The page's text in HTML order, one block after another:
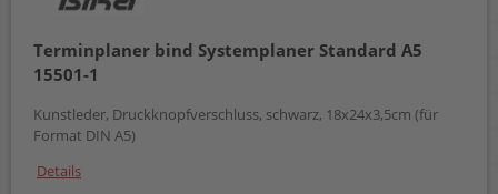
Terminplaner bind Systemplaner Standard A5
15501-1
Kunstleder, Druckknopfverschluss, schwarz, 18x24x3,5cm (für
Format DIN A5)
Details